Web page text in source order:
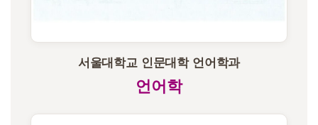
서울대학교 인문대학 언어학과
언어학